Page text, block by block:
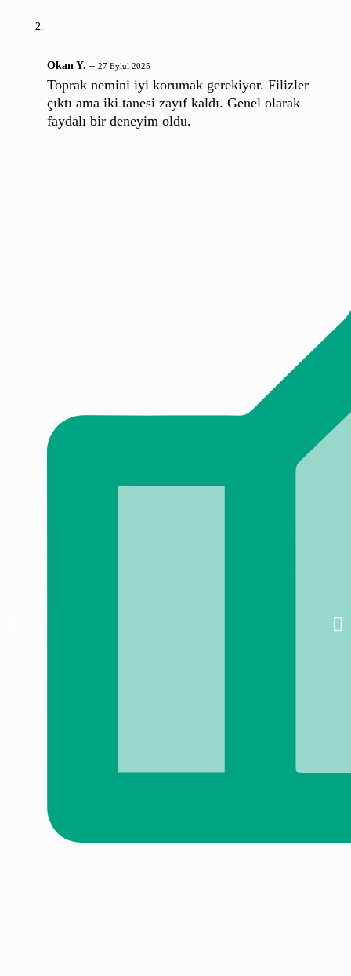
Okan Y. – 27 Eylül 2025
Toprak nemini iyi korumak gerekiyor. Filizler
çıktı ama iki tanesi zayıf kaldı. Genel olarak
faydalı bir deneyim oldu.